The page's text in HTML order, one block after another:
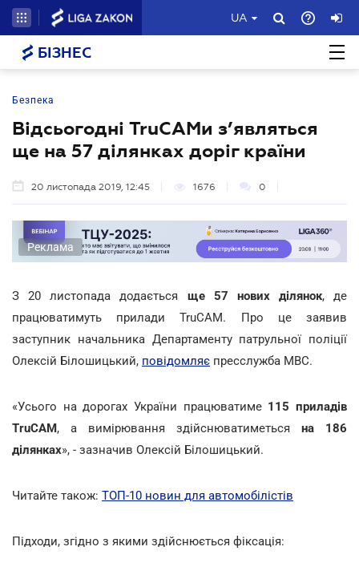
UA
БІЗНЕС
Безпека
Відсьогодні TruCAMи з’являться
ще на 57 ділянках доріг країни
20 листопада 2019, 12:45 1676 0
Реклама
З 20 листопада додається ще 57 нових ділянок, де
працюватимуть прилади TruCAM. Про це заявив
заступник начальника Департаменту патрульної поліції
Олексій Білошицький, повідомляє пресслужба МВС.
«Усього на дорогах України працюватиме 115 приладів
TruCAM, а вимірювання здійснюватиметься на 186
ділянках», - зазначив Олексій Білошицький.
Читайте також: ТОП-10 новин для автомобілістів
Підходи, згідно з якими здійснюється фіксація: